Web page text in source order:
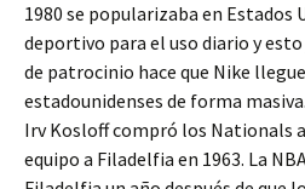
1980 se popularizaba en Estados
deportivo para el uso diario y
de patrocinio hace que Nike
estadounidenses de forma
Irv Kosloff compró los Nationals
equipo a Filadelfia en 1963. La